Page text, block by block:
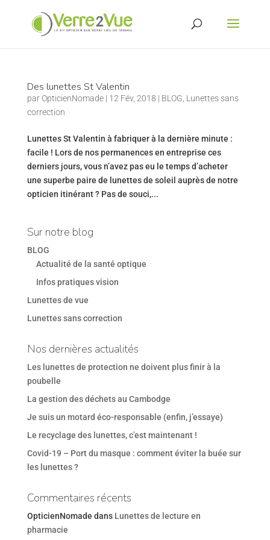
Des lunettes St Valentin
par OpticienNomade| 12 Fév, 2018 | BLOG Lunettes sans
correction
Lunettes St Valentin à fabriquer à la dernière minute :
facile ! Lors de nos permanences en entreprise ces
derniers jours, vous n’avez pas eu le temps d’acheter
une superbe paire de lunettes de soleil auprès de notre
opticien itinérant ? Pas de souci,...
Sur notre blog
BLOG
Actualité de la santé optique
Infos pratiques vision
Lunettes de vue
Lunettes sans correction
Nos dernières actualités
Les lunettes de protection ne doivent plus finir à la
poubelle
La gestion des déchets au Cambodge
Je suis un motard éco-responsable (enfin, j’essaye)
Le recyclage des lunettes, c’est maintenant !
Covid-19 – Port du masque : comment éviter la buée sur
les lunettes ?
Commentaires récents
OpticienNomade dans Lunettes de lecture en
pharmacie